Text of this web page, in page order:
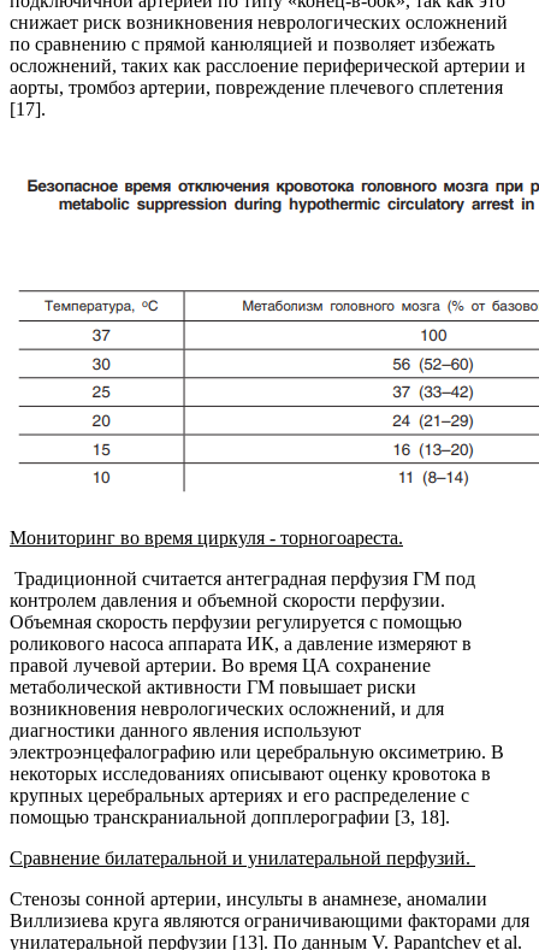
снижает риск возникновения неврологических осложнений
по сравнению с прямой канюляцией и позволяет избежать
осложнений, таких как расслоение периферической артерии и
аорты, тромбоз артерии, повреждение плечевого сплетения
[17].
Мониторинг во время циркуля - торногоареста.
Традиционной считается антеградная перфузия ГМ под
контролем давления и объемной скорости перфузии.
Объемная скорость перфузии регулируется с помощью
роликового насоса аппарата ИК, а давление измеряют в
правой лучевой артерии. Во время ЦА сохранение
метаболической активности ГМ повышает риски
возникновения неврологических осложнений, и для
диагностики данного явления используют
электроэнцефалографию или церебральную оксиметрию. В
некоторых исследованиях описывают оценку кровотока в
крупных церебральных артериях и его распределение с
помощью транскраниальной допплерографии [3, 18].
Сравнение билатеральной и унилатеральной перфузий.
Стенозы сонной артерии, инсульты в анамнезе, аномалии
Виллизиева круга являются ограничивающими факторами для
унилатеральной перфузии [13]. По данным V. Papantchev et al.